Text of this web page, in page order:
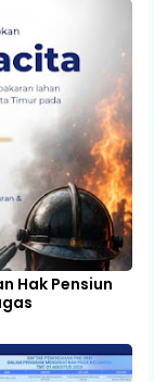
Hak Pensiun